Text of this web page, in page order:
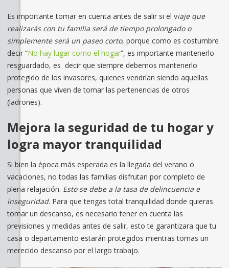
Es importante tomar en cuenta antes de salir si el viaje que
realizarás con tu familia será de tiempo prolongado o
simplemente será un paseo corto, porque como es costumbre
decir “No hay lugar como el hogar”, es importante mantenerlo
resguardado, es decir que siempre debemos mantenerlo
protegido de los invasores, quienes vendrían siendo aquellas
personas que viven de tomar las pertenencias de otros
(ladrones).
Mejora la seguridad de tu hogar y
logra mayor tranquilidad
Si bien la época más esperada es la llegada del verano o
vacaciones, no todas las familias disfrutan por completo de
plena relajación. Esto se debe a la tasa de delincuencia e
inseguridad. Para que tengas total tranquilidad donde quieras
tomar un descanso, es necesario tener en cuenta las
previsiones y medidas antes de salir, esto te garantizara que tu
casa o departamento estarán protegidos mientras tomas un
merecido descanso por el largo trabajo.